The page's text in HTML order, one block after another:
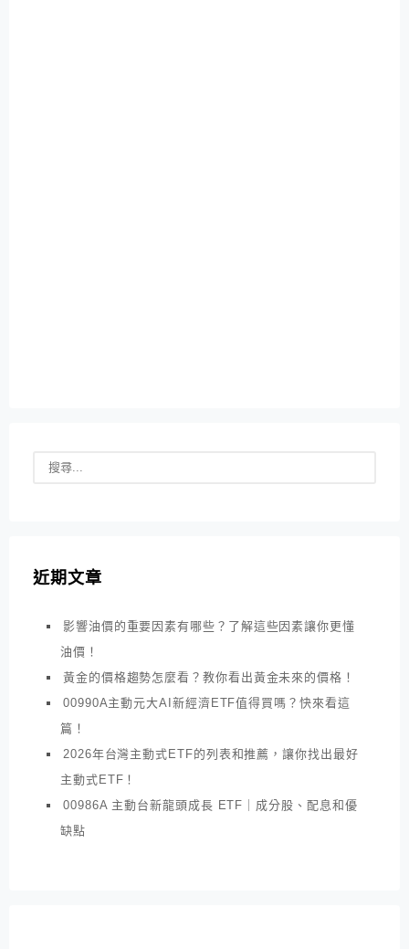
近期文章
影響油價的重要因素有哪些？了解這些因素讓你更懂
油價！
黃金的價格趨勢怎麼看？教你看出黃金未來的價格！
00990A主動元大AI新經濟ETF值得買嗎？快來看這
篇！
2026年台灣主動式ETF的列表和推薦，讓你找出最好
主動式ETF！
00986A 主動台新龍頭成長 ETF｜成分股、配息和優
缺點